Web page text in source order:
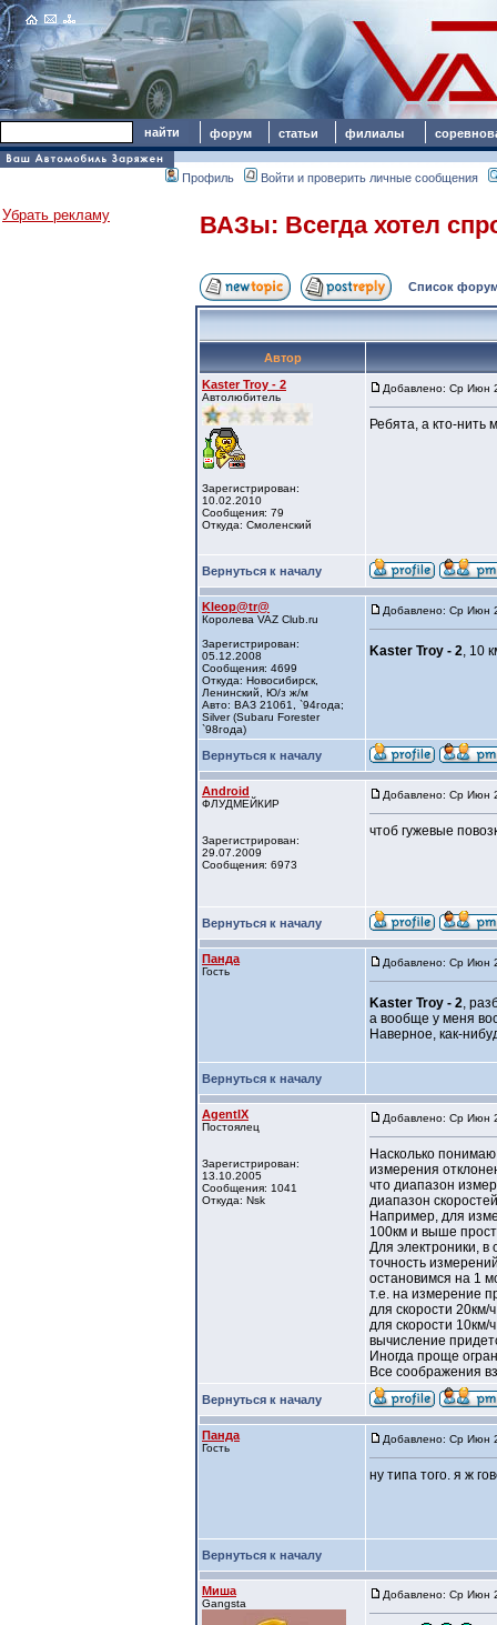
форум статьи филиалы
Профиль Войти и проверить личные сообщения
Убрать рекламу ВАЗы: Всегда хотел
Список
Автор
Kaster Troy - 2
Автолюбитель
Зарегистрирован:
10.02.2010
Сообщения: 79
Откуда: Смоленский
Добавлено: Ср Июн
Ребята, а кто-нить
Вернуться к началу
Kleop@tr@
Королева VAZ Club.ru
Зарегистрирован:
05.12.2008
Сообщения: 4699
Откуда: Новосибирск,
Ленинский, Ю/з ж/м
Авто: ВАЗ 21061, `94года;
Silver (Subaru Forester
`98года)
Добавлено: Ср Июн
Kaster Troy - 2, 10
Вернуться к началу
Android
ФЛУДМЕЙКИР
Зарегистрирован:
29.07.2009
Сообщения: 6973
Добавлено: Ср Июн
чтоб гужевые
Вернуться к началу
Панда
Гость
Добавлено: Ср Июн
Kaster Troy - 2,
а вообще у меня
Наверное, как-
Вернуться к началу
AgentIX
Постоялец
Зарегистрирован:
13.10.2005
Сообщения: 1041
Откуда: Nsk
Добавлено: Ср Июн
Насколько
измерения
что диапазон
диапазон
Например, для
100км и выше
Для электроники, в
точность
остановимся на 1
т.е. на измерение
для скорости 20км/
для скорости 10км/
вычисление
Иногда проще
Все соображения
Вернуться к началу
Панда
Гость
Добавлено: Ср Июн
ну типа того. я ж
Вернуться к началу
Миша
Gangsta
Добавлено: Ср Июн